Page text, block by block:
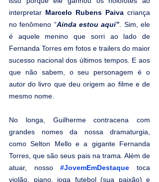
interpretar Marcelo Rubens Paiva criança
no fenômeno “Ainda estou aqui” . Sim, ele
é aquele menino que sorri ao lado de
Fernanda Torres em fotos e trailers do maior
sucesso nacional dos últimos tempos. E aos
que não sabem, o seu personagem é o
autor do livro que deu origem ao filme e de
mesmo nome.
No longa, Guilherme contracena com
grandes nomes da nossa dramaturgia,
como Selton Mello e a gigante Fernanda
Torres, que são seus pais na trama. Além de
atuar, nosso #JovemEmDestaque toca
violão, piano, joga futebol (sua paixão) e